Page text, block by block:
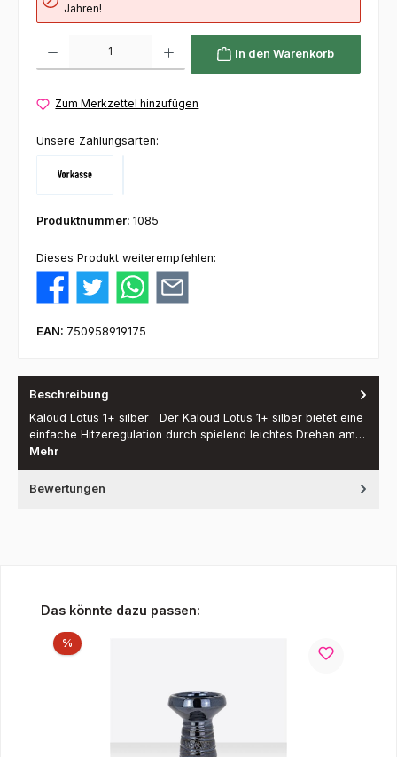
Jahren!
In den Warenkorb
Zum Merkzettel hinzufügen
Unsere Zahlungsarten:
Produktnummer: 1085
Dieses Produkt weiterempfehlen:
EAN: 750958919175
Beschreibung
Kaloud Lotus 1+ silber Der Kaloud Lotus 1+ silber bietet eine
einfache Hitzeregulation durch spielend leichtes Drehen am…
Mehr
Bewertungen
Produktgalerie überspringen
Das könnte dazu passen:
%Rabatt